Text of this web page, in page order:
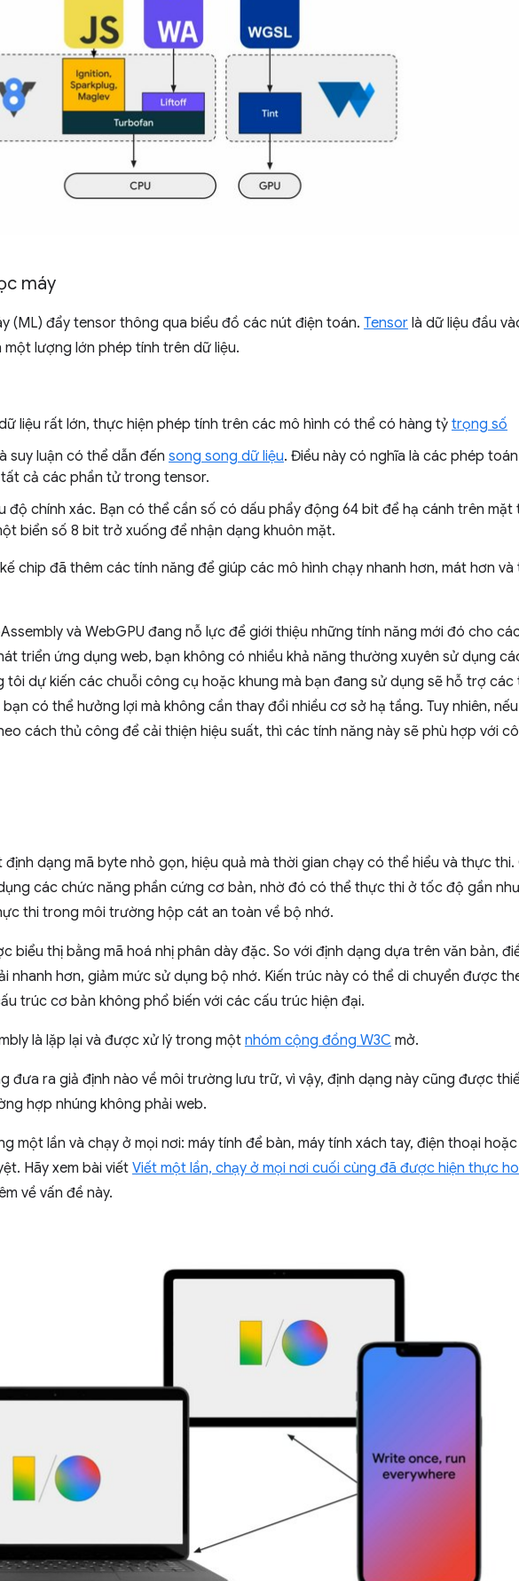
máy
(ML) đẩy tensor thông qua biểu đồ các nút điện toán. Tensor là dữ liệu đầu
lượng lớn phép tính trên dữ liệu.
liệu rất lớn, thực hiện phép tính trên các mô hình có thể có hàng tỷ trọng số
suy luận có thể dẫn đến song song dữ liệu. Điều này có nghĩa là các phép
cả các phần tử trong tensor.
độ chính xác. Bạn có thể cần số có dấu phẩy động 64 bit để hạ cánh trên mặt
biển số 8 bit trở xuống để nhận dạng khuôn mặt.
chip đã thêm các tính năng để giúp các mô hình chạy nhanh hơn, mát hơn và
và WebGPU đang nỗ lực để giới thiệu những tính năng mới đó cho
triển ứng dụng web, bạn không có nhiều khả năng thường xuyên sử dụng
tôi dự kiến các chuỗi công cụ hoặc khung mà bạn đang sử dụng sẽ hỗ trợ các
có thể hưởng lợi mà không cần thay đổi nhiều cơ sở hạ tầng. Tuy nhiên,
cách thủ công để cải thiện hiệu suất, thì các tính năng này sẽ phù hợp với
định dạng mã byte nhỏ gọn, hiệu quả mà thời gian chạy có thể hiểu và thực thi.
các chức năng phần cứng cơ bản, nhờ đó có thể thực thi ở tốc độ gần
thi trong môi trường hộp cát an toàn về bộ nhớ.
biểu thị bằng mã hoá nhị phân dày đặc. So với định dạng dựa trên văn bản,
nhanh hơn, giảm mức sử dụng bộ nhớ. Kiến trúc này có thể di chuyển được
trúc cơ bản không phổ biến với các cấu trúc hiện đại.
là lặp lại và được xử lý trong một nhóm cộng đồng W3C mở.
đưa ra giả định nào về môi trường lưu trữ, vì vậy, định dạng này cũng được
hợp nhúng không phải web.
một lần và chạy ở mọi nơi: máy tính để bàn, máy tính xách tay, điện thoại
Hãy xem bài viết Viết một lần, chạy ở mọi nơi cuối cùng đã được hiện thực
về vấn đề này.